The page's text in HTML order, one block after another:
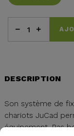
DESCRIPTION
Son système de
chariots JuCad
équipement. Pas